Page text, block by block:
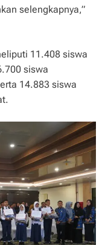
selengkapnya,”
11.408 siswa
siswa
14.883 siswa